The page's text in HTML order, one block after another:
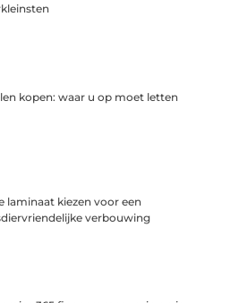
kopen: waar u op moet letten
laminaat kiezen voor een
verbouwing